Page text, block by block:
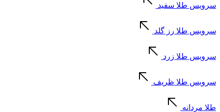
سرویس طلا سفید
سرویس طلا رز گلد
سرویس طلا زرد
سرویس طلا ظریف
طلا مردانه